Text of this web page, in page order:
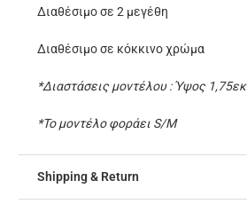
Διαθέσιμο σε 2 μεγέθη
Διαθέσιμο σε κόκκινο χρώμα
*Διαστάσεις μοντέλου : Ύψος
*Το μοντέλο φοράει S/M
Shipping & Return